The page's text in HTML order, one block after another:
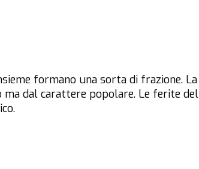
formano una sorta di frazione. La
ma dal carattere popolare. Le ferite del